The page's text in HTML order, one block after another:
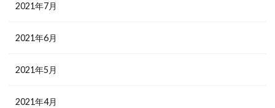
2021年7月
2021年6月
2021年5月
2021年4月